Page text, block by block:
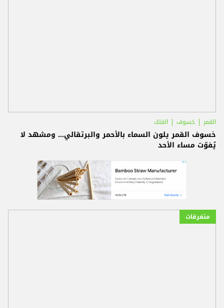
القمر خسوف الفلك
خسوف القمر يلون السماء بالأحمر والبرتقالي... ومشهد لا
يُفوّت مساء الأحد
متفرقات